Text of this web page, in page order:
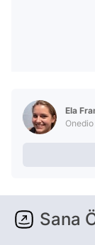
Ela
Sana